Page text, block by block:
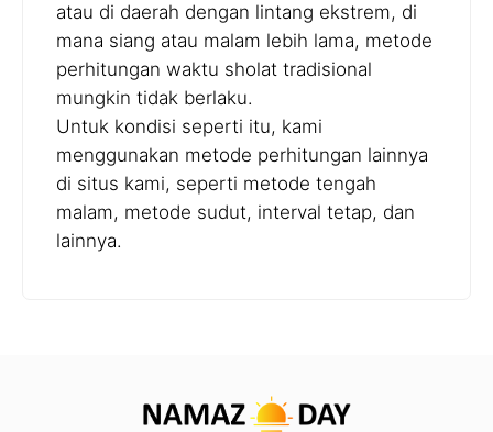
atau di daerah dengan lintang ekstrem, di
mana siang atau malam lebih lama, metode
perhitungan waktu sholat tradisional
mungkin tidak berlaku.
Untuk kondisi seperti itu, kami
menggunakan metode perhitungan lainnya
di situs kami, seperti metode tengah
malam, metode sudut, interval tetap, dan
lainnya.